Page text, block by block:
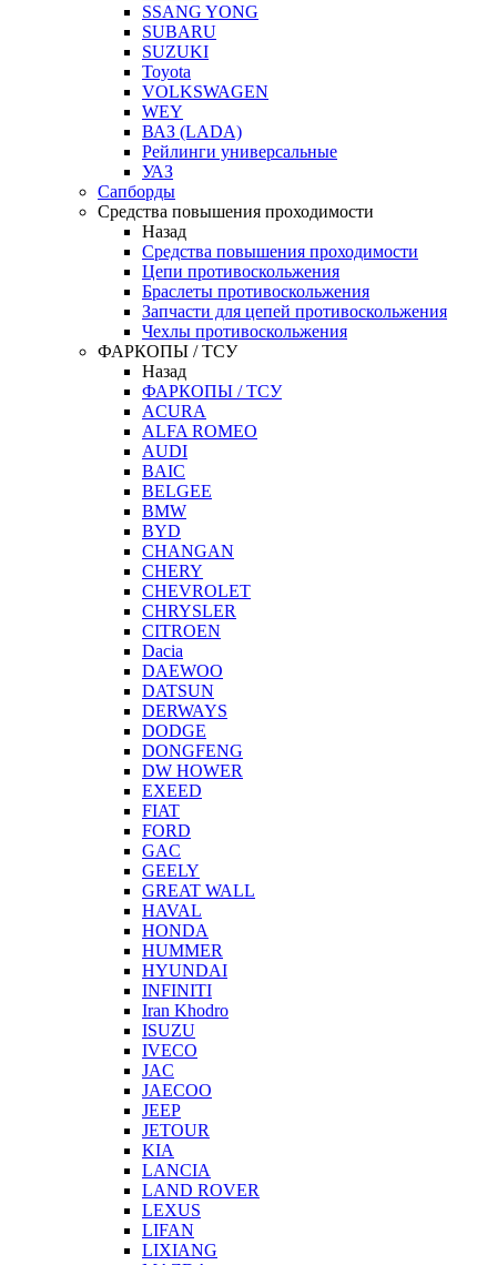
SSANG YONG
SUBARU
SUZUKI
Toyota
VOLKSWAGEN
WEY
ВАЗ (LADA)
Рейлинги универсальные
УАЗ
Сапборды
Средства повышения проходимости
Назад
Средства повышения проходимости
Цепи противоскольжения
Браслеты противоскольжения
Запчасти для цепей противоскольжения
Чехлы противоскольжения
ФАРКОПЫ / ТСУ
Назад
ФАРКОПЫ / ТСУ
ACURA
ALFA ROMEO
AUDI
BAIC
BELGEE
BMW
BYD
CHANGAN
CHERY
CHEVROLET
CHRYSLER
CITROEN
Dacia
DAEWOO
DATSUN
DERWAYS
DODGE
DONGFENG
DW HOWER
EXEED
FIAT
FORD
GAC
GEELY
GREAT WALL
HAVAL
HONDA
HUMMER
HYUNDAI
INFINITI
Iran Khodro
ISUZU
IVECO
JAC
JAECOO
JEEP
JETOUR
KIA
LANCIA
LAND ROVER
LEXUS
LIFAN
LIXIANG